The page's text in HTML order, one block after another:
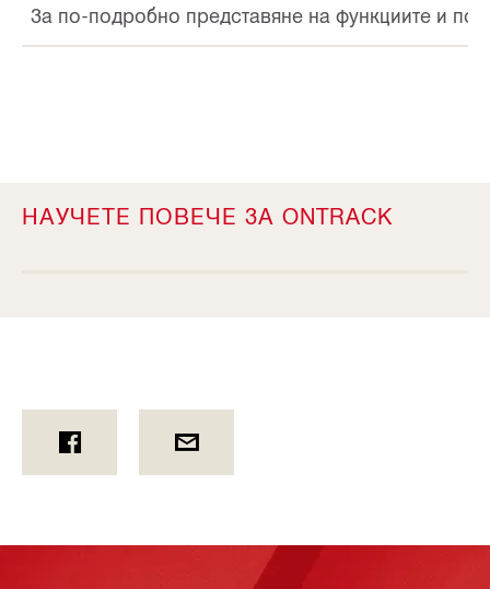
За по-подробно представяне на функциите и
НАУЧЕТЕ ПОВЕЧЕ ЗА ONTRACK